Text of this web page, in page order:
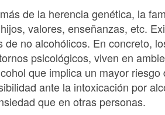
de la herencia genética, la
valores, enseñanzas, etc.
de no alcohólicos. En concreto,
psicológicos, viven en
que implica un mayor
ante la intoxicación por
que en otras personas.